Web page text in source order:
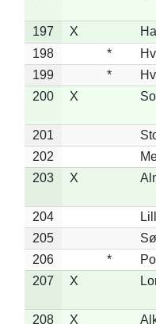
197 X
198
*
199
*
200
X
201
202
203
X
204
205
206
*
207
X
208 X